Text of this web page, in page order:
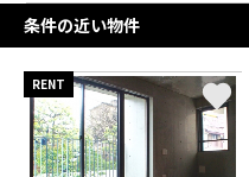
条件の近い物件
RENT